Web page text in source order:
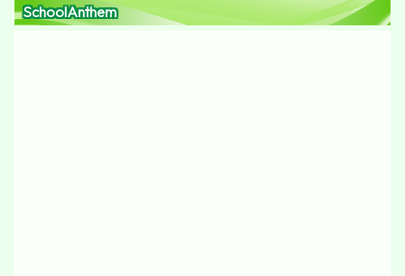
SchoolAnthem